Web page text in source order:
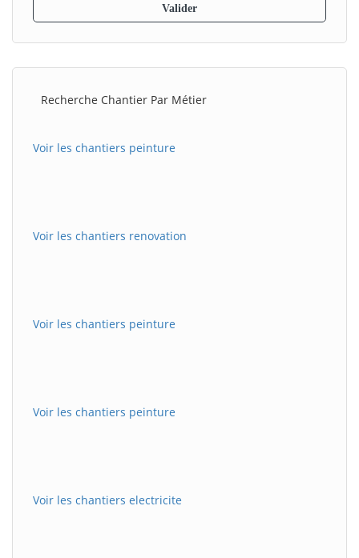
Recherche Chantier Par Métier
Voir les chantiers peinture
Voir les chantiers renovation
Voir les chantiers peinture
Voir les chantiers peinture
Voir les chantiers electricite